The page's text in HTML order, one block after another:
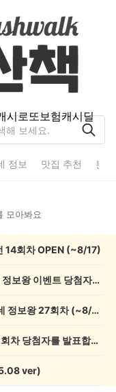
시로또보험캐시딜
정보 맛집 추천 분
모아봐요
14회차 OPEN (~8/17)
💰[당첨자 발표] 26회차 우리 동네 정보왕 이벤트 당첨자를 발표합니다!
💸 전원 2,000캐시 지급! 우리 동네 정보왕 27회차 (~8/10)
💰[당첨자 발표] 우리 동네 썰전 12회차 당첨자를 발표합니다!
ver)